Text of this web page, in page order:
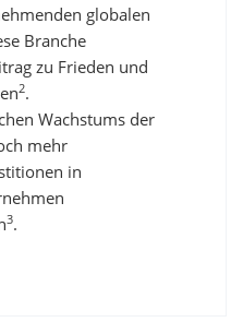
globalen
Branche
zu Frieden und
2.
Wachstums der
mehr
in
3.